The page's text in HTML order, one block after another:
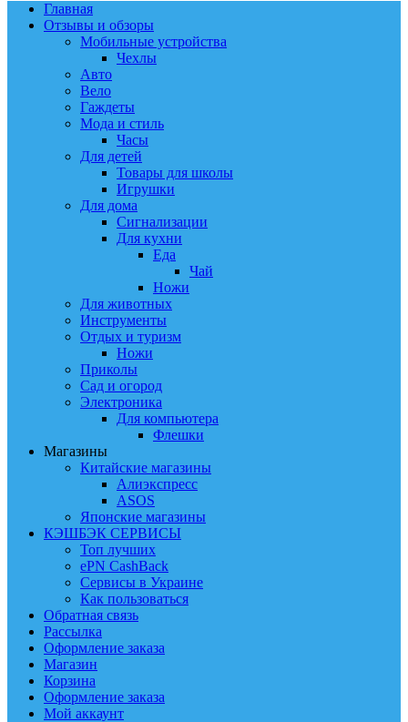
Главная
Отзывы и обзоры
Мобильные устройства
Чехлы
Авто
Вело
Гаждеты
Мода и стиль
Часы
Для детей
Товары для школы
Игрушки
Для дома
Сигнализации
Для кухни
Еда
Чай
Ножи
Для животных
Инструменты
Отдых и туризм
Ножи
Приколы
Сад и огород
Электроника
Для компьютера
Флешки
Магазины
Китайские магазины
Алиэкспресс
ASOS
Японские магазины
КЭШБЭК СЕРВИСЫ
Топ лучших
ePN CashBack
Сервисы в Украине
Как пользоваться
Обратная связь
Рассылка
Оформление заказа
Магазин
Корзина
Оформление заказа
Мой аккаунт